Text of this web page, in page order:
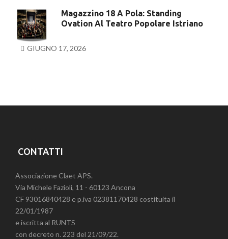
Magazzino 18 A Pola: Standing
Ovation Al Teatro Popolare Istriano
GIUGNO 17, 2026
CONTATTI
Associazione Claet APS.
Via Michele Fazioli, 11 - 60123 Ancona
CF 93016840428 e p.iva 02381170428 costituita il
22/01/1987
e iscritta al RUNTS
con decreto n. 223 del 21/09/22.